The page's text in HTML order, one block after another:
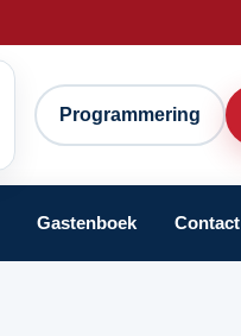
Programmering
Gastenboek Contact